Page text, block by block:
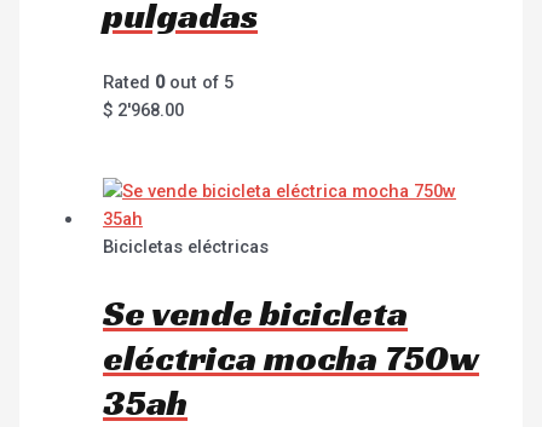
pulgadas
Rated 0out of 5
$ 2'968.00
Bicicletas eléctricas
Se vende bicicleta
eléctrica mocha 750w
35ah